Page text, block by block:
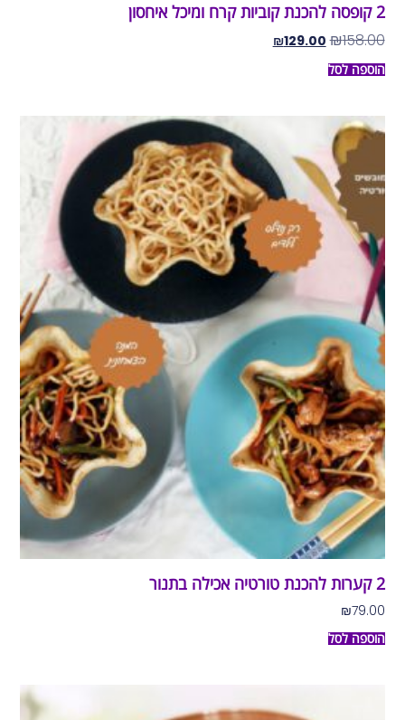
2 קופסה להכנת קוביות קרח ומיכל איחסון
₪158.00
₪129.00
הוספה לסל
2 קערות להכנת טורטיה אכילה בתנור
₪79.00
הוספה לסל